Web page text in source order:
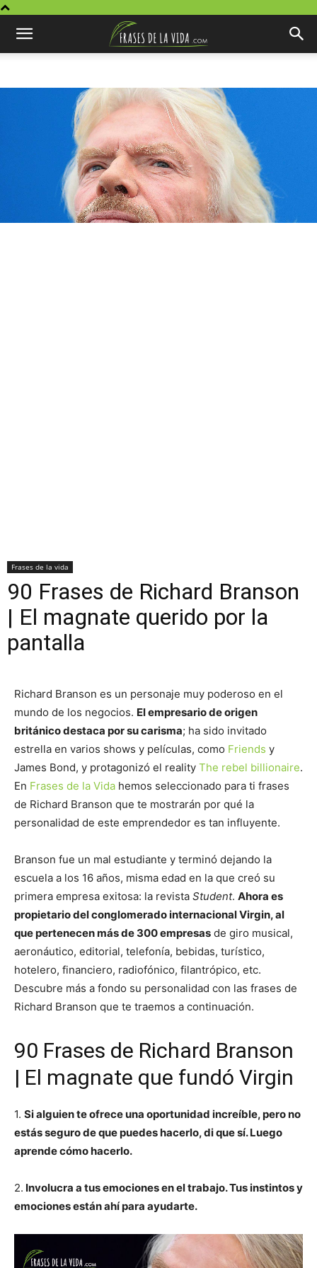
Frases de la vida
90 Frases de Richard Branson
| El magnate querido por la
pantalla
Richard Branson es un personaje muy poderoso en el
mundo de los negocios. El empresario de origen
británico destaca por su carisma; ha sido invitado
estrella en varios shows y películas, como Friends y
James Bond, y protagonizó el reality The rebel billionaire.
En Frases de la Vida hemos seleccionado para ti frases
de Richard Branson que te mostrarán por qué la
personalidad de este emprendedor es tan influyente.
Branson fue un mal estudiante y terminó dejando la
escuela a los 16 años, misma edad en la que creó su
primera empresa exitosa: la revista Student. Ahora es
propietario del conglomerado internacional Virgin, al
que pertenecen más de 300 empresas de giro musical,
aeronáutico, editorial, telefonía, bebidas, turístico,
hotelero, financiero, radiofónico, filantrópico, etc.
Descubre más a fondo su personalidad con las frases de
Richard Branson que te traemos a continuación.
90 Frases de Richard Branson
| El magnate que fundó Virgin
1. Si alguien te ofrece una oportunidad increíble, pero no
estás seguro de que puedes hacerlo, di que sí. Luego
aprende cómo hacerlo.
2. Involucra a tus emociones en el trabajo. Tus instintos y
emociones están ahí para ayudarte.